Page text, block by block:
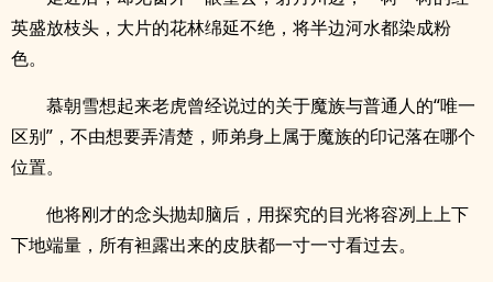
英盛放枝头，大片的花林绵延不绝，将半边河水都染成粉
色。
慕朝雪想起来老虎曾经说过的关于魔族与普通人的“唯一
区别”，不由想要弄清楚，师弟身上属于魔族的印记落在哪个
位置。
他将刚才的念头抛却脑后，用探究的目光将容冽上上下
下地端量，所有袒露出来的皮肤都一寸一寸看过去。